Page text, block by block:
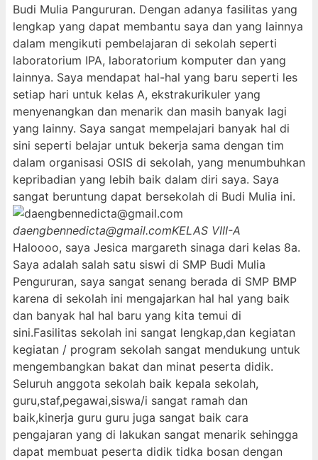
Budi Mulia Pangururan. Dengan adanya fasilitas yang
lengkap yang dapat membantu saya dan yang lainnya
dalam mengikuti pembelajaran di sekolah seperti
laboratorium IPA, laboratorium komputer dan yang
lainnya. Saya mendapat hal-hal yang baru seperti les
setiap hari untuk kelas A, ekstrakurikuler yang
menyenangkan dan menarik dan masih banyak lagi
yang lainny. Saya sangat mempelajari banyak hal di
sini seperti belajar untuk bekerja sama dengan tim
dalam organisasi OSIS di sekolah, yang menumbuhkan
kepribadian yang lebih baik dalam diri saya. Saya
sangat beruntung dapat bersekolah di Budi Mulia ini.
daengbennedicta@gmail.comKELAS VIII-A
Haloooo, saya Jesica margareth sinaga dari kelas 8a.
Saya adalah salah satu siswi di SMP Budi Mulia
Pengururan, saya sangat senang berada di SMP BMP
karena di sekolah ini mengajarkan hal hal yang baik
dan banyak hal hal baru yang kita temui di
sini.Fasilitas sekolah ini sangat lengkap,dan kegiatan
kegiatan / program sekolah sangat mendukung untuk
mengembangkan bakat dan minat peserta didik.
Seluruh anggota sekolah baik kepala sekolah,
guru,staf,pegawai,siswa/i sangat ramah dan
baik,kinerja guru guru juga sangat baik cara
pengajaran yang di lakukan sangat menarik sehingga
dapat membuat peserta didik tidka bosan dengan